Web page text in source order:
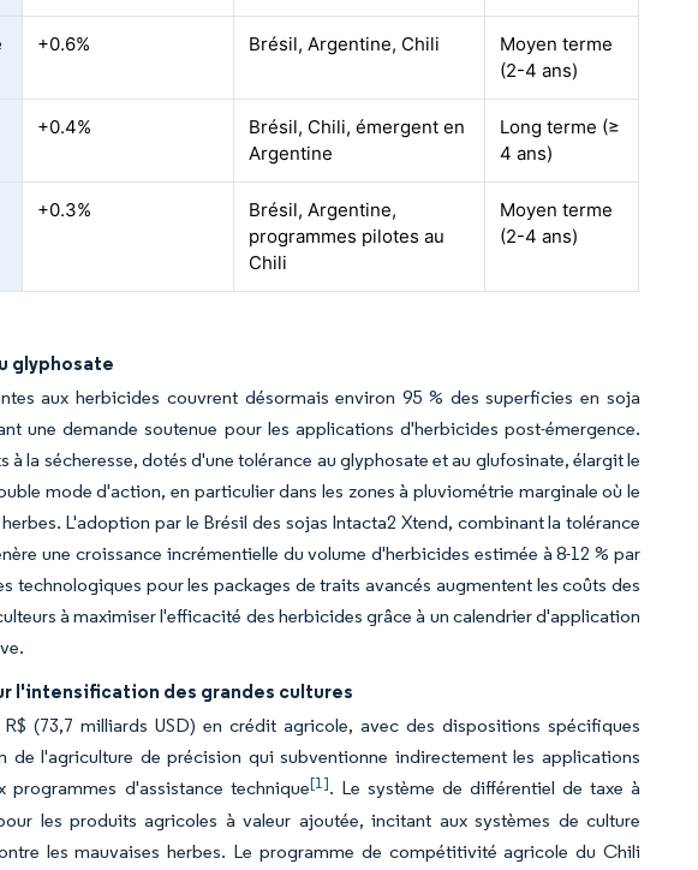
+0.6% Brésil, Argentine, Chili
Moyen terme
(2-4 ans)
+0.4%
Brésil, Chili, émergent en
Argentine
Long terme (≥
4 ans)
+0.3%
Brésil, Argentine,
programmes pilotes au
Chili
Moyen terme
(2-4 ans)
glyphosate
aux herbicides couvrent désormais environ 95 % des superficies en soja
une demande soutenue pour les applications d'herbicides post-émergence.
la sécheresse, dotés d'une tolérance au glyphosate et au glufosinate, élargit le
mode d'action, en particulier dans les zones à pluviométrie marginale où le
L'adoption par le Brésil des sojas Intacta2 Xtend, combinant la tolérance
une croissance incrémentielle du volume d'herbicides estimée à 8-12 % par
technologiques pour les packages de traits avancés augmentent les coûts des
à maximiser l'efficacité des herbicides grâce à un calendrier d'application
l'intensification des grandes cultures
(73,7 milliards USD) en crédit agricole, avec des dispositions spécifiques
l'agriculture de précision qui subventionne indirectement les applications
d'assistance technique[1]. Le système de différentiel de taxe à
les produits agricoles à valeur ajoutée, incitant aux systèmes de culture
les mauvaises herbes. Le programme de compétitivité agricole du Chili